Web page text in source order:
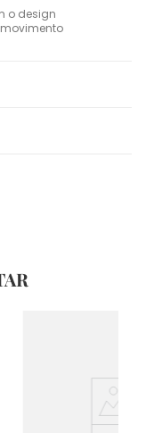
o design